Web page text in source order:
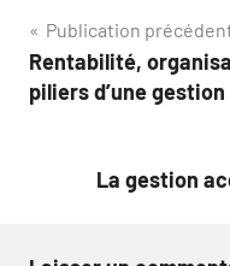
Navigation
de
Publication
Rentabilité,
piliers d’une
La gestion